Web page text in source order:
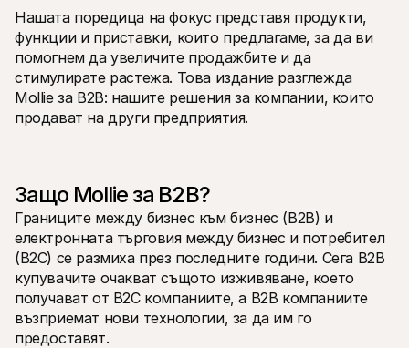
Технически ресурси
Интегрирайте Mollie с готови библиотеки
Discord общност
Присъединете се към нашата общност за разработчици
За Mollie
Цени
Вижте нашите цени
За нас
Научете повече за нашата
история и ценности
Новини
Прочетете последните новини от
Нашата поредица на фокус представя продукти,
функции и приставки, които предлагаме, за да ви
помогнем да увеличите продажбите и да
стимулирате растежа. Това издание разглежда
Mollie за B2B: нашите решения за компании, които
продават на други предприятия.
Защо Mollie за B2B?
Границите между бизнес към бизнес (B2B) и
електронната търговия между бизнес и потребител
(B2C) се размиха през последните години. Сега B2B
купувачите очакват същото изживяване, което
получават от B2C компаниите, а B2B компаниите
възприемат нови технологии, за да им го
предоставят.